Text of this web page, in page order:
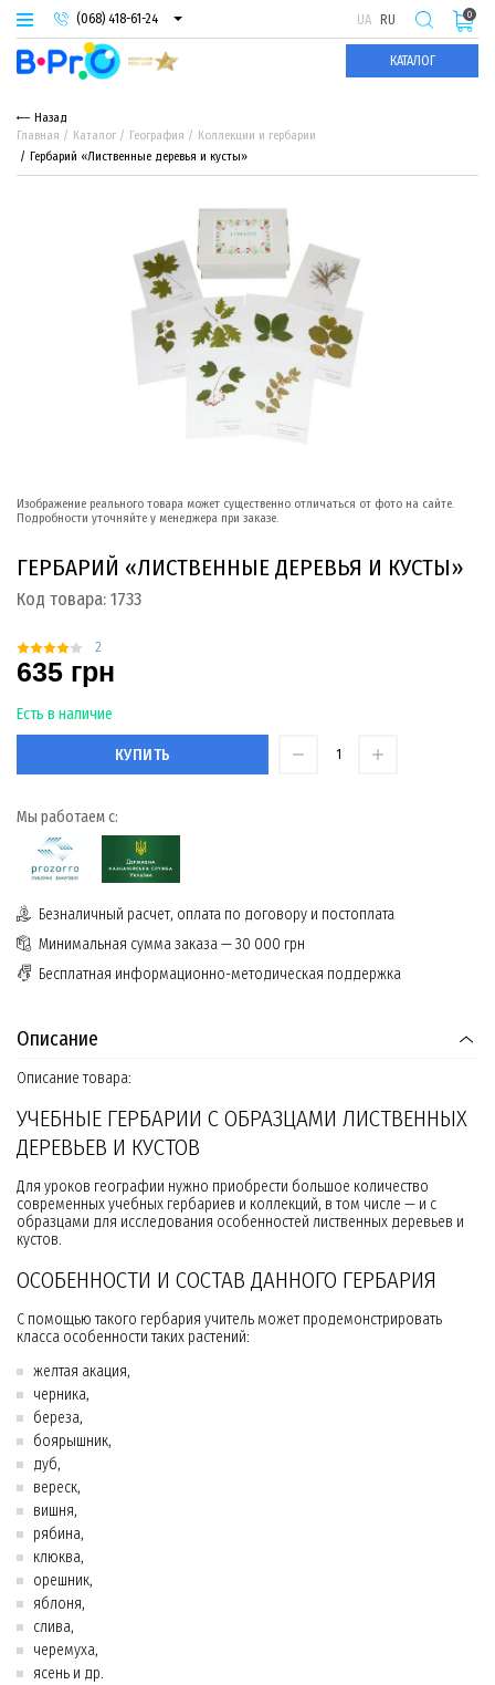
(068) 418-61-24
(093) 974-66-94
(095) 987-29-55
UA RU
КАТАЛОГ
0
Назад
Главная
Каталог География
Коллекции и гербарии
Гербарий «Лиственные деревья и кусты»
Изображение реального товара может существенно отличаться от фото на сайте.
Подробности уточняйте у менеджера при заказе.
ГЕРБАРИЙ «ЛИСТВЕННЫЕ ДЕРЕВЬЯ И КУСТЫ»
Код товара: 1733
2
635 грн
Есть в наличие
КУПИТЬ
Мы работаем с:
Безналичный расчет, оплата по договору и постоплата
Минимальная сумма заказа — 30 000 грн
Бесплатная информационно-методическая поддержка
Описание
Описание товара:
УЧЕБНЫЕ ГЕРБАРИИ С ОБРАЗЦАМИ ЛИСТВЕННЫХ
ДЕРЕВЬЕВ И КУСТОВ
Для уроков географии нужно приобрести большое количество
современных учебных гербариев и коллекций, в том числе — и с
образцами для исследования особенностей лиственных деревьев и
кустов.
ОСОБЕННОСТИ И СОСТАВ ДАННОГО ГЕРБАРИЯ
С помощью такого гербария учитель может продемонстрировать
класса особенности таких растений:
желтая акация,
черника,
береза,
боярышник,
дуб,
вереск,
вишня,
рябина,
клюква,
орешник,
яблоня,
слива,
черемуха,
ясень и др.